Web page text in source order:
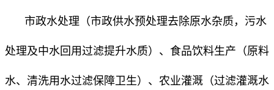
市政水处理（市政供水预处理去除原水杂质，污水
处理及中水回用过滤提升水质）、食品饮料生产（原料
水、清洗用水过滤保障卫生）、农业灌溉（过滤灌溉水